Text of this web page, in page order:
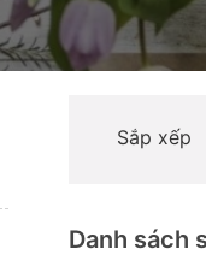
Sắp xếp
Danh sách